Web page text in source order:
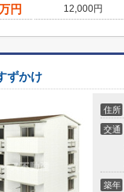
円 12,000円
ずかけ
住所
交通
築年